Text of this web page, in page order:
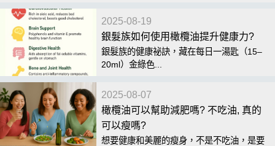
2025-08-19
銀髮族如何使用橄欖油提升健康力?
銀髮族的健康祕訣，藏在每日一湯匙（15–
20ml）金綠色...
2025-08-07
橄欖油可以幫助減肥嗎? 不吃油, 真的
可以瘦嗎?
想要健康和美麗的瘦身，不是不吃油，是要